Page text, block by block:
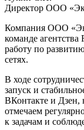
Директор ООО
Компания ООО
команде
работу по
сетях.
В ходе
запуск и
ВКонтакте и Дзен,
отмечаем
к задачам и